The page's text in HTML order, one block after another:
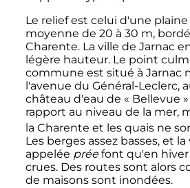
Le relief est celui d'une
moyenne de 20 à 30 m,
Charente. La ville de Jarnac
légère hauteur. Le point
commune est situé à Jarnac
l'avenue du Général-Leclerc,
château d'eau de « Bellevue
rapport au niveau de la mer,
la Charente et les quais ne
Les berges assez basses, et la
appelée préefont qu'en hiver
crues. Des routes sont alors
de maisons sont inondées.